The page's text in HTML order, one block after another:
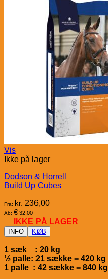
Vis
Ikke på lager
Dodson & Horrell
Build Up Cubes
Fra: kr. 236,00
Ab: € 32,00
IKKE PÅ LAGER
INFO KØB
1 sæk : 20 kg
½ palle: 21 sække = 420 kg
1 palle : 42 sække = 840 kg